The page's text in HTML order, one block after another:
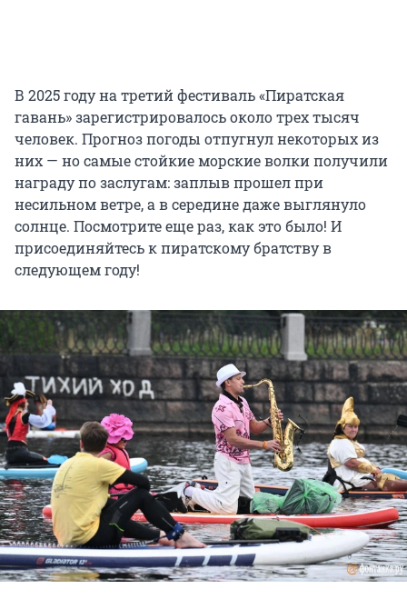
В 2025 году на третий фестиваль «Пиратская
гавань» зарегистрировалось около трех тысяч
человек. Прогноз погоды отпугнул некоторых из
них — но самые стойкие морские волки получили
награду по заслугам: заплыв прошел при
несильном ветре, а в середине даже выглянуло
солнце. Посмотрите еще раз, как это было! И
присоединяйтесь к пиратскому братству в
следующем году!